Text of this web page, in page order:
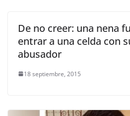
De no creer: una nena
entrar a una celda con
abusador
18 septiembre, 2015